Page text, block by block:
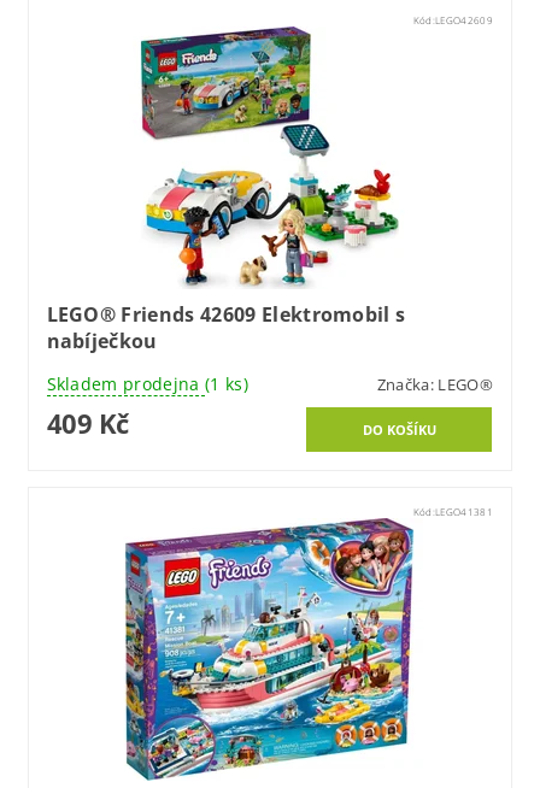
Kód:LEGO42609
LEGO® Friends 42609 Elektromobil s
nabíječkou
Skladem prodejna (1 ks) Značka: LEGO®
409 Kč
Kód:LEGO41381